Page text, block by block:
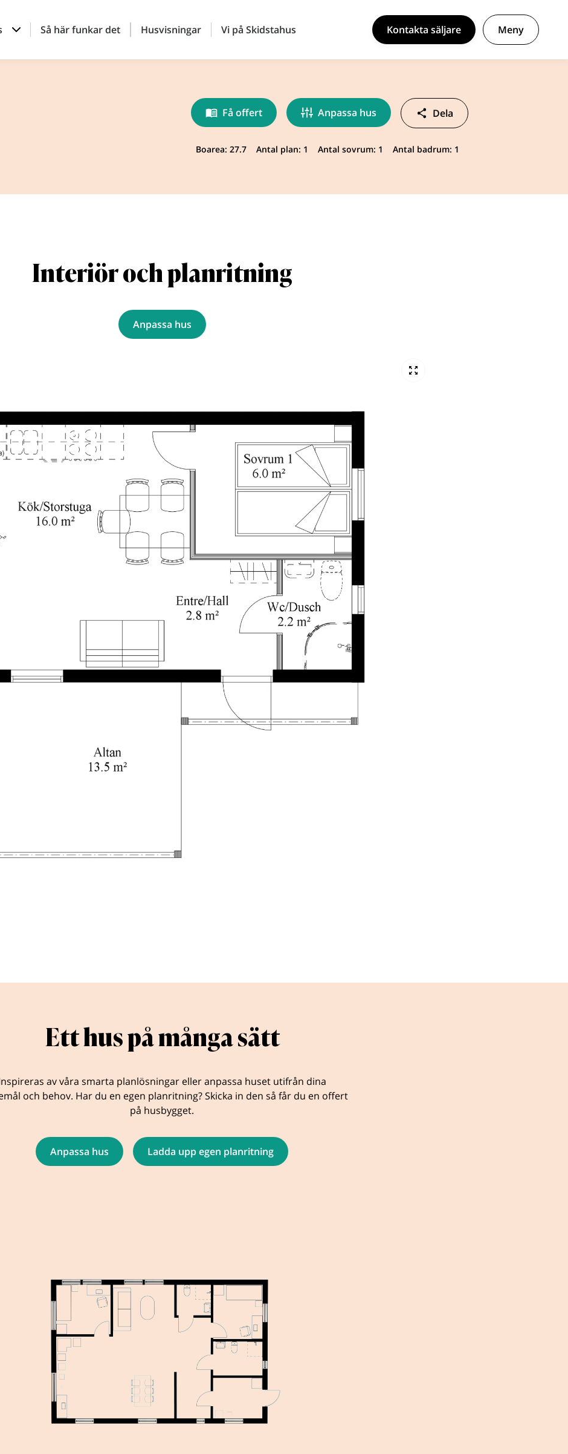
Så här funkar det Husvisningar Vi på Skidstahus Kontakta säljare Meny
Få offert Anpassa hus Dela
Boarea: 27.7 Antal plan: 1 Antal sovrum: 1 Antal badrum: 1
Interiör och planritning
Anpassa hus
Ett hus på många sätt
av våra smarta planlösningar eller anpassa huset utifrån dina
och behov. Har du en egen planritning? Skicka in den så får du en offert
på husbygget.
Anpassa hus Ladda upp egen planritning